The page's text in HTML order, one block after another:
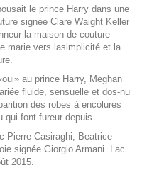
le prince Harry dans une
signée Clare Waight Keller
la maison de couture
marie vers lasimplicité et la
au prince Harry, Meghan
fluide, sensuelle et dos-nu
des robes à encolures
qui font fureur depuis.
Pierre Casiraghi, Beatrice
signée Giorgio Armani. Lac
2015.